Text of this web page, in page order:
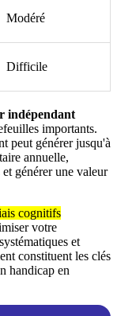
Modéré
Difficile
indépendant
importants.
peut générer jusqu'à
annuelle,
générer une valeur
cognitifs
votre
et
constituent les clés
handicap en